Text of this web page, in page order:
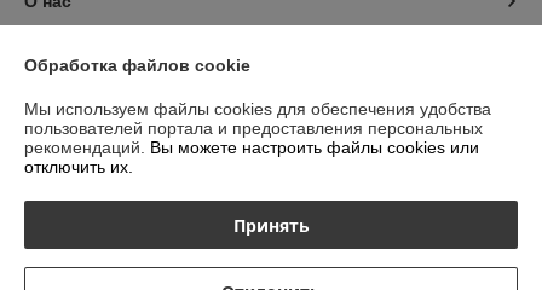
Контакты
Доставка и оплата
График работы
Политика обработки cookies
Обработка файлов cookie
Мы используем файлы cookies для обеспечения удобства
пользователей портала и предоставления персональных
рекомендаций. Вы можете настроить файлы cookies или
отключить их.
Принять